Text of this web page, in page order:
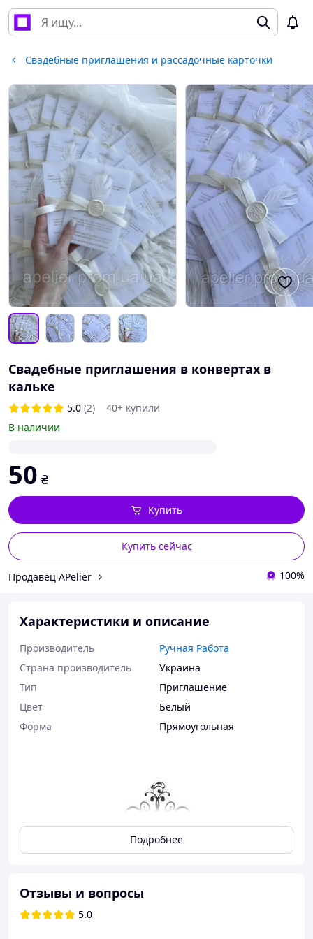
Свадебные приглашения и рассадочные карточки
Свадебные приглашения в конвертах в
кальке
5.0 (2)
40+ купили
В наличии
50 ₴
Купить сейчас
Купить
Продавец APelier 100%
Характеристики и описание
Производитель
Ручная Работа
Страна производитель
Украина
Тип
Приглашение
Цвет
Белый
Форма
Прямоугольная
В таком же дизайне можно сделать сертификаты,
Подробнее
Отзывы и вопросы
5.0